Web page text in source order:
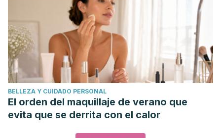
BELLEZA Y CUIDADO PERSONAL
El orden del maquillaje de verano que
evita que se derrita con el calor